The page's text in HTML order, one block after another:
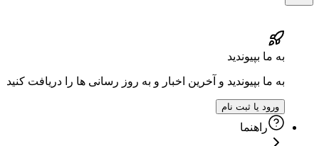
به ما بپیوندید
به ما بپیوندید و آخرین اخبار و به روز رسانی ها را دریافت کنید
ورود یا ثبت نام
راهنما